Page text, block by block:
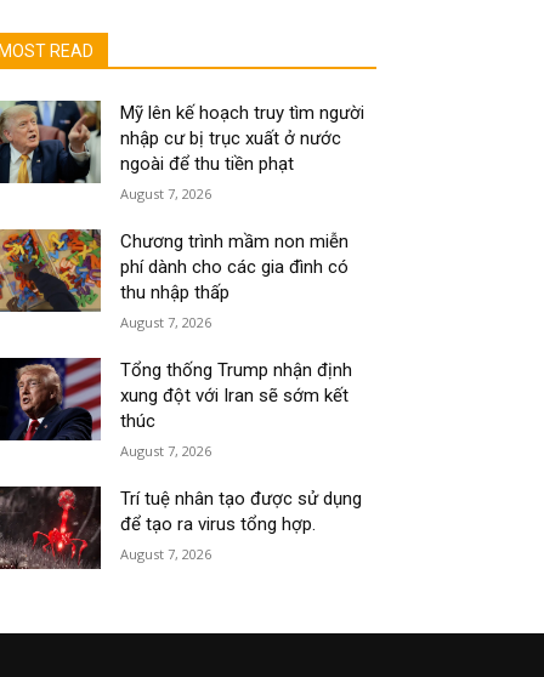
MOST READ
Mỹ lên kế hoạch truy tìm người
nhập cư bị trục xuất ở nước
ngoài để thu tiền phạt
August 7, 2026
Chương trình mầm non miễn
phí dành cho các gia đình có
thu nhập thấp
August 7, 2026
Tổng thống Trump nhận định
xung đột với Iran sẽ sớm kết
thúc
August 7, 2026
Trí tuệ nhân tạo được sử dụng
để tạo ra virus tổng hợp.
August 7, 2026